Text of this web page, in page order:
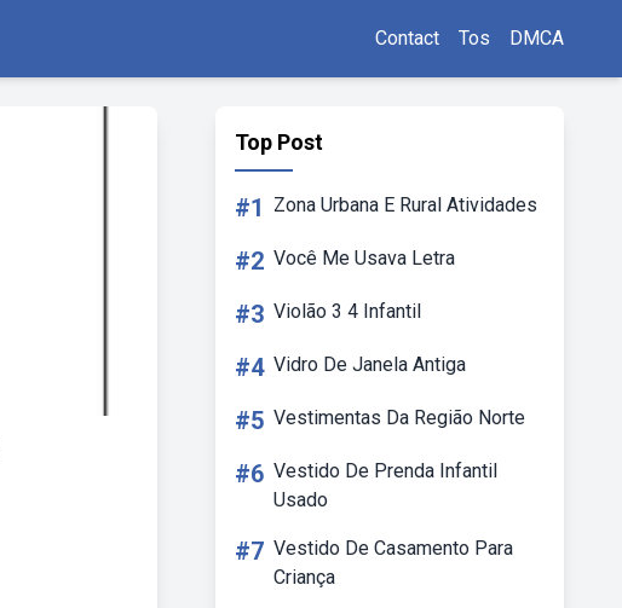
Contact Tos DMCA
Top Post
#1 Zona Urbana E Rural Atividades
#2 Você Me Usava Letra
#3 Violão 3 4 Infantil
#4 Vidro De Janela Antiga
#5 Vestimentas Da Região Norte
#6 Vestido De Prenda Infantil
Usado
#7 Vestido De Casamento Para
Criança